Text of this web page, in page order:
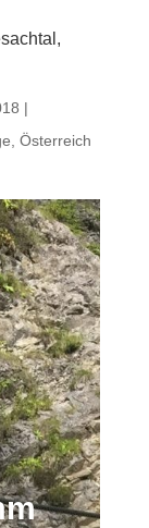
|
Österreich